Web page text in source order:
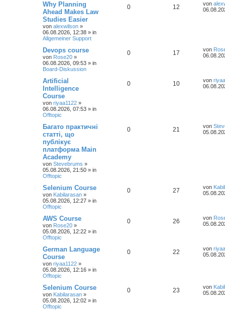
Why Planning
Ahead Makes Law
Studies Easier
von alexwilson »
06.08.2026, 12:38 » in
Allgemeiner Support
0 12 von
Devops course
von Rose20 »
06.08.2026, 09:53 » in
Board-Diskussion
0 17 von
Artificial
Intelligence
Course
von riyaa1122 »
06.08.2026, 07:53 » in
Offtopic
0 10 von
Багато практичні
статті, що
публікує
платформа Main
Academy
von Stevebrums »
05.08.2026, 21:50 » in
Offtopic
0 21 von
Selenium Course
von Kabilarasan »
05.08.2026, 12:27 » in
Offtopic
0 27 von
AWS Course
von Rose20 »
05.08.2026, 12:22 » in
Offtopic
0 26 von
German Language
Course
von riyaa1122 »
05.08.2026, 12:16 » in
Offtopic
0 22 von
Selenium Course
von Kabilarasan »
05.08.2026, 12:02 » in
Offtopic
0 23 von